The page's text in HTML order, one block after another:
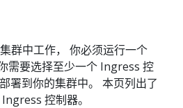
群中工作， 你必须运行一个
需要选择至少一个 Ingress 控
署到你的集群中。 本页列出了
控制器。